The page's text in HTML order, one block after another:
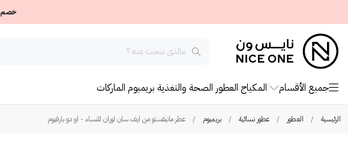
خصم 20٪ على طلبك الأول باستخدام كود NEW20
جميع الأقسام المكياج العطور الصحة والتغذية بريميوم الماركات
الرئيسية / العطور / عطور نسائية / بريميوم / عطر مانيفستو من ايف سان لوران للنساء - او دو بارفيوم